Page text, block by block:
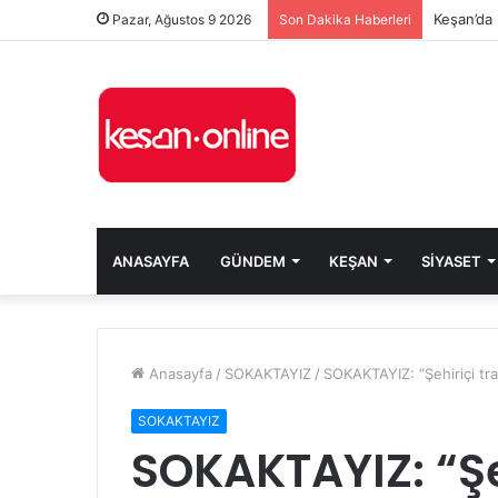
Pazar, Ağustos 9 2026 Son Dakika Haberleri
ANASAYFA GÜNDEM KEŞAN SIYASET
Anasayfa / SOKAKTAYIZ / SOKAKTAYIZ: “Şehiriçi
SOKAKTAYIZ
SOKAKTAYIZ: